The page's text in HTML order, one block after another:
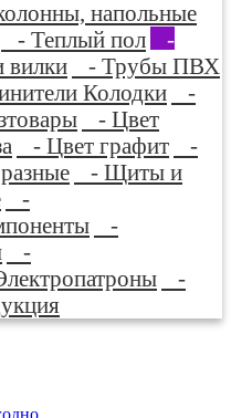
напольные
- Теплый пол
-
вилки
- Трубы ПВХ
Колодки
-
- Цвет
- Цвет графит
-
- Щиты и
-
-
-
-